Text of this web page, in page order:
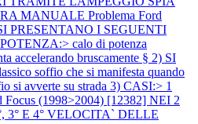
MANUALE Problema Ford
PRESENTANO I SEGUENTI
calo di potenza
accelerando bruscamente § 2) SI
soffio che si manifesta quando
si avverte su strada 3) CASI:> 1
Focus (1998>2004) [12382] NEI 2
3° E 4° VELOCITA` DELLE